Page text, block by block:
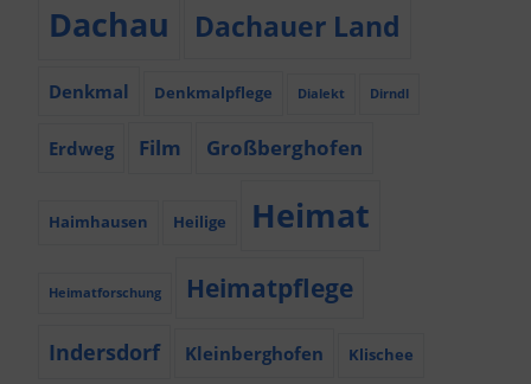
Dachau Dachauer Land
Denkmal Denkmalpflege Dialekt Dirndl
Erdweg Film Großberghofen
Haimhausen Heilige Heimat
Heimatforschung Heimatpflege
Indersdorf Kleinberghofen Klischee